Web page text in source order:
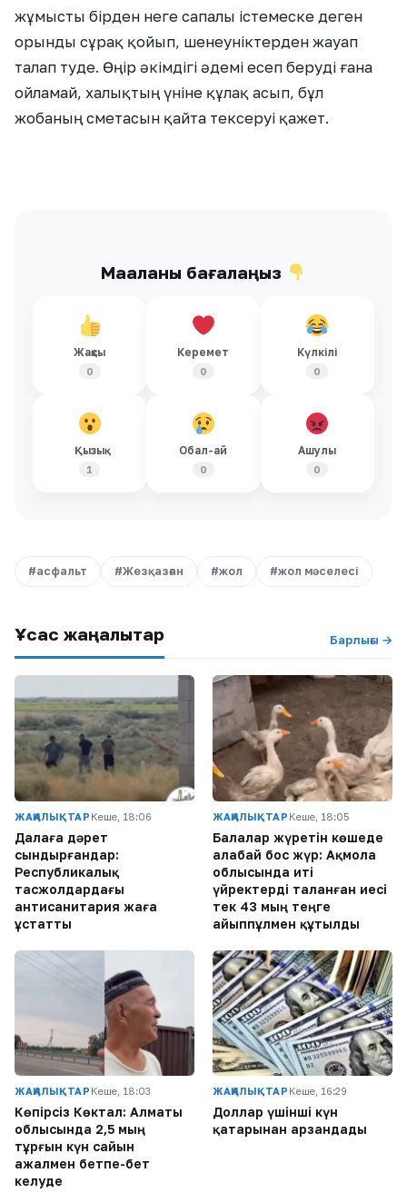
жұмысты бірден неге сапалы істемеске деген
орынды сұрақ қойып, шенеуніктерден жауап
талап туде. Өңір әкімдігі әдемі есеп беруді ғана
ойламай, халықтың үніне құлақ асып, бұл
жобаның сметасын қайта тексеруі қажет.
Мақаланы бағалаңыз
Жақсы
0
Керемет
0
Күлкілі
0
Қызық
1
Обал-ай
0
Ашулы
0
#асфальт #Жезқазған #жол #жол мәселесі
Ұқсас жаңалықтар Барлығы →
ЖАҢАЛЫҚТАР Кеше, 18:06
Далаға дәрет
сындырғандар:
Республикалық
тасжолдардағы
антисанитария жаға
ұстатты
ЖАҢАЛЫҚТАР Кеше, 18:05
Балалар жүретін көшеде
алабай бос жүр: Ақмола
облысында иті
үйректерді таланған иесі
тек 43 мың теңге
айыппұлмен құтылды
ЖАҢАЛЫҚТАР Кеше, 18:03
Көпірсіз Көктaл: Алматы
облысында 2,5 мың
тұрғын күн сайын
ажалмен бетпе-бет
келуде
ЖАҢАЛЫҚТАР Кеше, 16:29
Доллар үшінші күн
қатарынан арзандады